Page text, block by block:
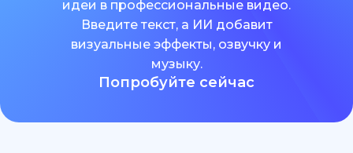
идеи в профессиональные видео.
Введите текст, а ИИ добавит
визуальные эффекты, озвучку и
музыку.
Попробуйте сейчас